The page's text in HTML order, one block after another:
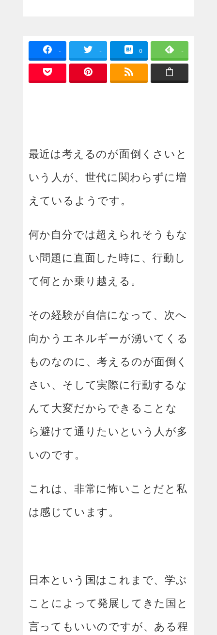
- - 0 -
最近は考えるのが面倒くさいと
いう人が、世代に関わらずに増
えているようです。
何か自分では超えられそうもな
い問題に直面した時に、行動し
て何とか乗り越える。
その経験が自信になって、次へ
向かうエネルギーが湧いてくる
ものなのに、考えるのが面倒く
さい、そして実際に行動するな
んて大変だからできることな
ら避けて通りたいという人が多
いのです。
これは、非常に怖いことだと私
は感じています。
日本という国はこれまで、学ぶ
ことによって発展してきた国と
言ってもいいのですが、ある程